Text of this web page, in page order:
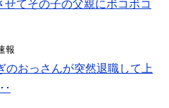
てその子の父親にボコボコ
報
のおっさんが突然退職して上
･